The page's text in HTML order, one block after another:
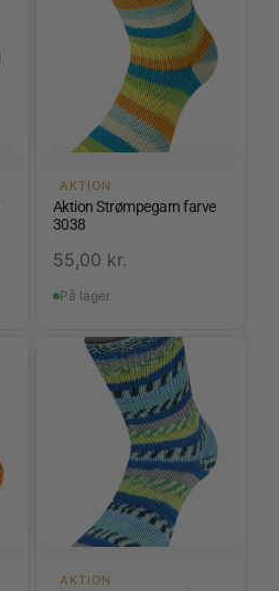
AKTION
Aktion Strømpegarn farve
3038
55,00 kr.
På lager
AKTION